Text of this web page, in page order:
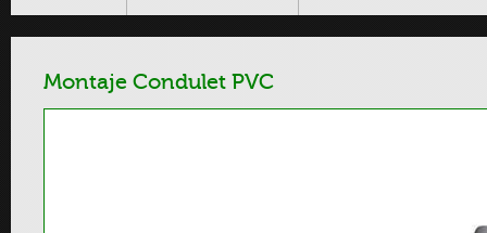
Montaje Condulet PVC